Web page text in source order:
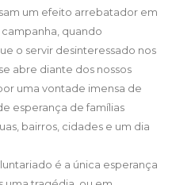
um efeito arrebatador em
quando
o servir desinteressado nos
abre diante dos nossos
uma vontade imensa de
esperança de famílias
bairros, cidades e um dia
é a única esperança